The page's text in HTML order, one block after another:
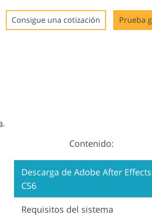
Consigue una cotización Prueba
.
Contenido:
Descarga de Adobe After Effects
CS6
Requisitos del sistema